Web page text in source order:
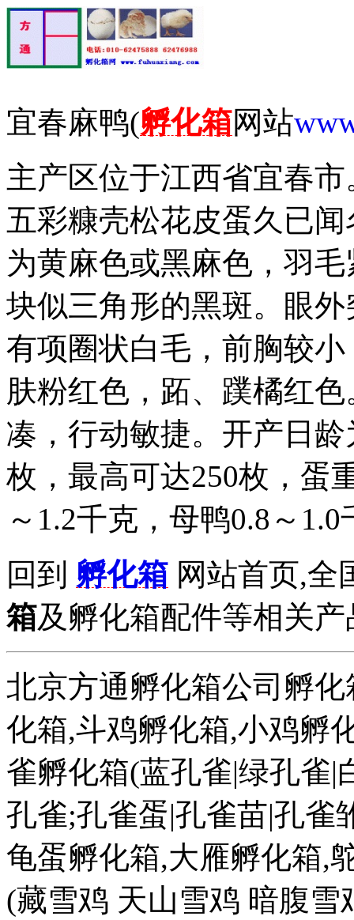
宜春麻鸭(孵化箱网站
主产区位于江西省宜春
五彩糠壳松花皮蛋久已
为黄麻色或黑麻色，羽
块似三角形的黑斑。眼
有项圈状白毛，前胸较
肤粉红色，跖、蹼橘红
凑，行动敏捷。开产日
枚，最高可达250枚，蛋
～1.2千克，母鸭0.8～1.0
回到 孵化箱 网站首页,全
箱及孵化箱配件等相关产
北京方通孵化箱公司孵
化箱,斗鸡孵化箱,小鸡孵
雀孵化箱(蓝孔雀|绿孔雀|
孔雀;孔雀蛋|孔雀苗|孔雀
龟蛋孵化箱,大雁孵化箱,
(藏雪鸡 天山雪鸡 暗腹